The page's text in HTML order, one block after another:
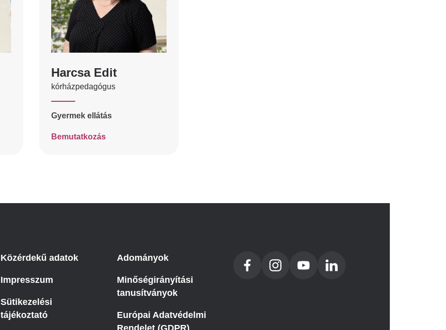
Harcsa Edit
kórházpedagógus
Gyermek ellátás
Bemutatkozás
Közérdekű adatok
Impresszum
Sütikezelési
tájékoztató
Adományok
Minőségirányítási
tanusítványok
Európai Adatvédelmi